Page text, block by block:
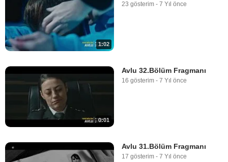
1:02
23 gösterim - 7 Yıl önce
0:01
Avlu 32.Bölüm Fragmanı
16 gösterim - 7 Yıl önce
Avlu 31.Bölüm Fragmanı
17 gösterim - 7 Yıl önce